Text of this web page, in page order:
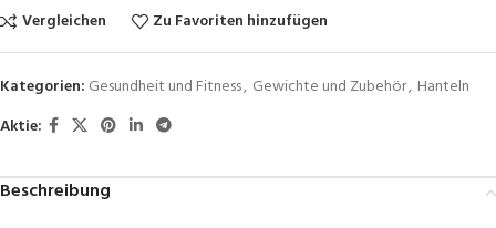
Vergleichen
Zu Favoriten hinzufügen
Kategorien: Gesundheit und Fitness, Gewichte und Zubehör, Hanteln
Aktie:
Beschreibung